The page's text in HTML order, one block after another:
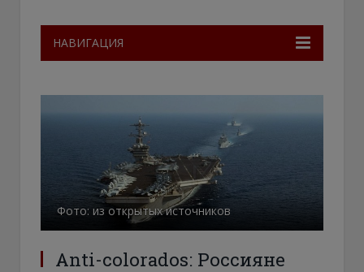
НАВИГАЦИЯ
Фото: из открытых источников
Anti-colorados: Россияне